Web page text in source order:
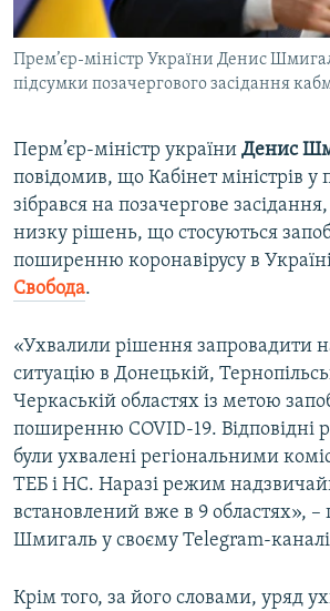
ІНФОГРАФІКА
ДОЛУЧАЙСЯ!
Прем’єр-міністр України Денис
підсумки позачергового засідання
Перм’єр-міністр україни Денис
повідомив, що Кабінет міністрів у
зібрався на позачергове
низку рішень, що стосуються
поширенню коронавірусу в
Свобода.
«Ухвалили рішення запровадити
ситуацію в Донецькій,
Черкаській областях із метою
поширенню COVID-19. Відповідні
були ухвалені регіональними
ТЕБ і НС. Наразі режим
встановлений вже в 9 областях», –
Шмигаль у своєму Telegram-
Крім того, за його словами, уряд